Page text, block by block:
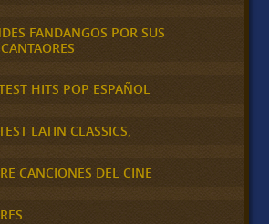
FANDANGOS POR SUS
HITS POP ESPAÑOL
LATIN CLASSICS,
CANCIONES DEL CINE